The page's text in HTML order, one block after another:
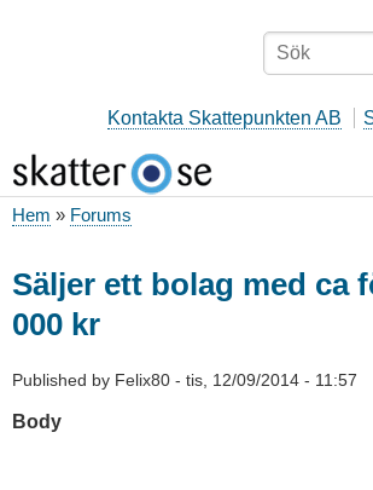
Sök
Kontakta Skattepunkten AB
Hem Forums
Säljer ett bolag med ca
000 kr
Published by Felix80 - tis, 12/09/2014 - 11:57
Body